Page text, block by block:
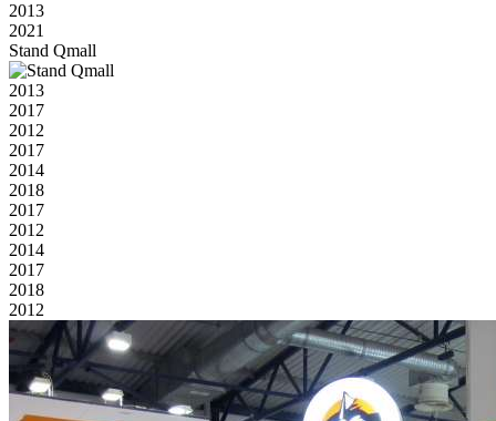
2013
2021
Stand Qmall
2013
2017
2012
2017
2014
2018
2017
2012
2014
2017
2018
2012